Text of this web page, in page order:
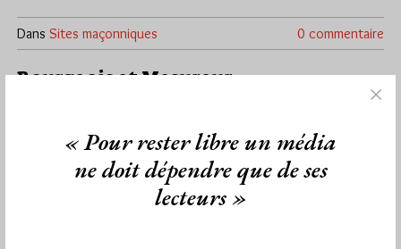
Dans Sites maçonniques 0 commentaire
Bourgeois et Mesureur
Mardi 7/05/13
Paris. La Loge Athena n°998 de la Grande Loge de France se
réunira le mardi 14 mai 2013 à 20h…
« Pour rester libre un média
ne doit dépendre que de ses
lecteurs »